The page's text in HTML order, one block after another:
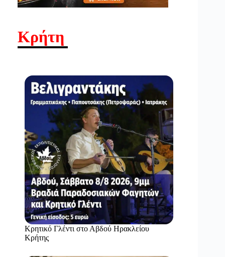
Κρήτη
Κρητικό Γλέντι στο Αβδού Ηρακλείου
Κρήτης